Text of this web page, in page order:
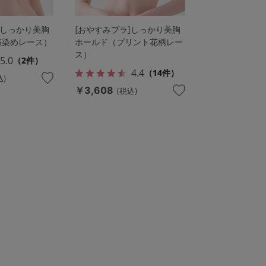
っかり美胸
めレース）
5.0（2件）
)
[おやすみブラ]しっかり美胸
ホールド（プリント花柄レー
ス）
4.4 （14件）
￥3,608 (税込)